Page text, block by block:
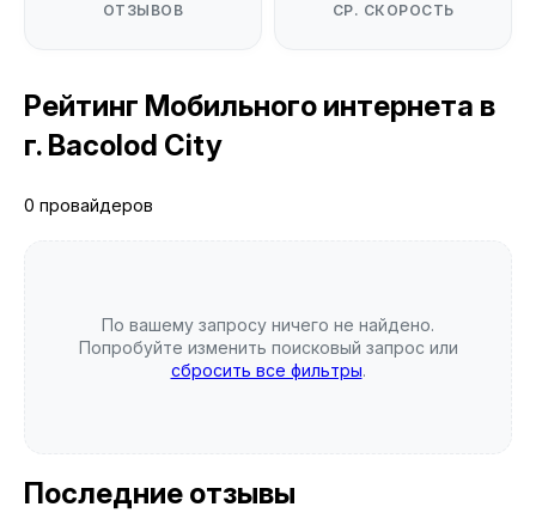
ОТЗЫВОВ СР. СКОРОСТЬ
Рейтинг Мобильного интернета в
г. Bacolod City
0 провайдеров
По вашему запросу ничего не найдено.
Попробуйте изменить поисковый запрос или
сбросить все фильтры.
Последние отзывы